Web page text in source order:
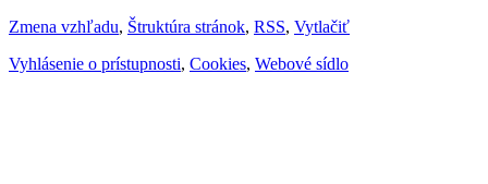
Zmena vzhľadu, Štruktúra stránok, RSS, Vytlačiť
Vyhlásenie o prístupnosti, Cookies, Webové sídlo